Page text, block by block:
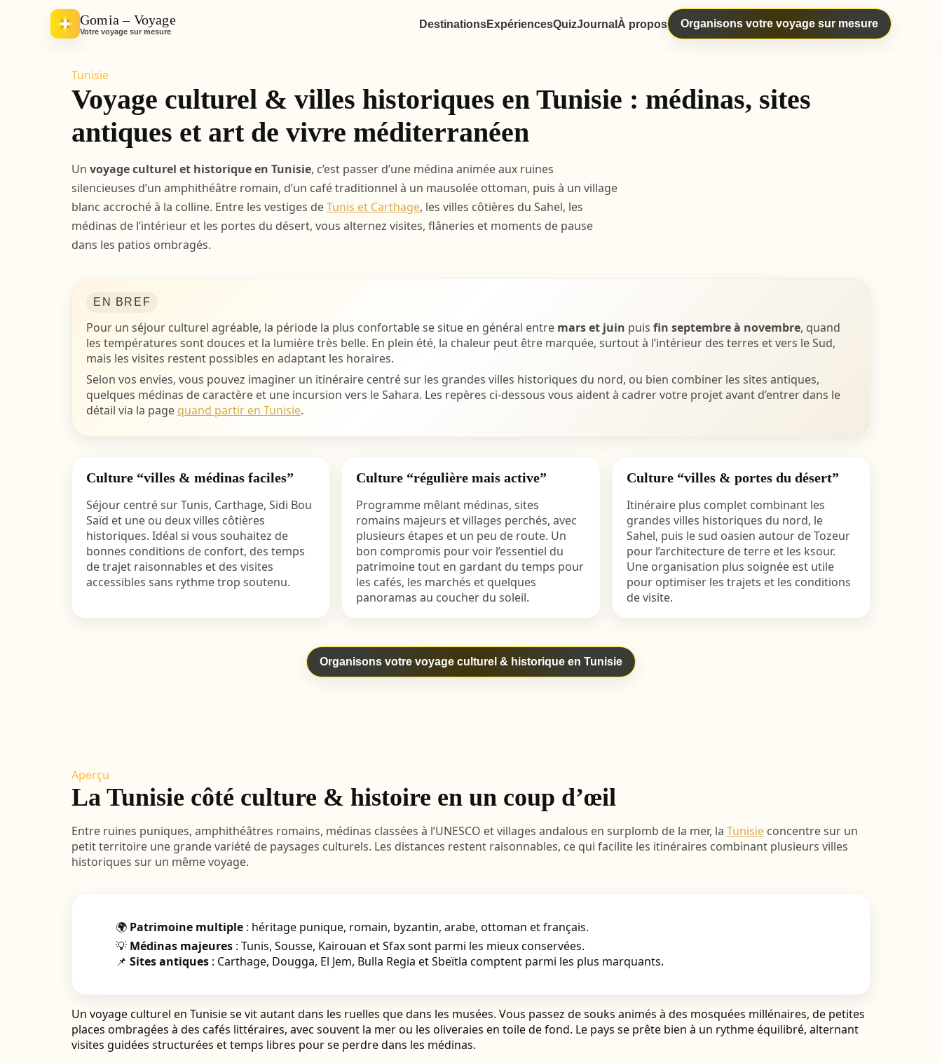
Gomia – Voyage
Votre voyage sur mesure
DestinationsExpériencesQuizJournal À propos Organisons votre voyage sur mesure
Tunisie
Voyage culturel & villes historiques en Tunisie : médinas, sites
antiques et art de vivre méditerranéen
Un voyage culturel et historique en Tunisie, c’est passer d’une médina animée aux ruines
silencieuses d’un amphithéâtre romain, d’un café traditionnel à un mausolée ottoman, puis à un village
blanc accroché à la colline. Entre les vestiges deTunis et Carthage, les villes côtières du Sahel, les
médinas de l’intérieur et les portes du désert, vous alternez visites, flâneries et moments de pause
dans les patios ombragés.
EN BREF
Pour un séjour culturel agréable, la période la plus confortable se situe en général entre mars et juin puis fin septembre à novembre, quand
les températures sont douces et la lumière très belle. En plein été, la chaleur peut être marquée, surtout à l’intérieur des terres et vers le Sud,
mais les visites restent possibles en adaptant les horaires.
Selon vos envies, vous pouvez imaginer un itinéraire centré sur les grandes villes historiques du nord, ou bien combiner les sites antiques,
quelques médinas de caractère et une incursion vers le Sahara. Les repères ci-dessous vous aident à cadrer votre projet avant d’entrer dans le
détail via la page quand partir en Tunisie.
Culture “villes & médinas faciles”
Séjour centré sur Tunis, Carthage, Sidi Bou
Saïd et une ou deux villes côtières
historiques. Idéal si vous souhaitez de
bonnes conditions de confort, des temps
de trajet raisonnables et des visites
accessibles sans rythme trop soutenu.
Culture “régulière mais active”
Programme mêlant médinas, sites
romains majeurs et villages perchés, avec
plusieurs étapes et un peu de route. Un
bon compromis pour voir l’essentiel du
patrimoine tout en gardant du temps pour
les cafés, les marchés et quelques
panoramas au coucher du soleil.
Culture “villes & portes du désert”
Itinéraire plus complet combinant les
grandes villes historiques du nord, le
Sahel, puis le sud oasien autour de Tozeur
pour l’architecture de terre et les ksour.
Une organisation plus soignée est utile
pour optimiser les trajets et les conditions
de visite.
Organisons votre voyage culturel & historique en Tunisie
Aperçu
La Tunisie côté culture & histoire en un coup d’œil
Entre ruines puniques, amphithéâtres romains, médinas classées à l’UNESCO et villages andalous en surplomb de la mer, la Tunisie concentre sur un
petit territoire une grande variété de paysages culturels. Les distances restent raisonnables, ce qui facilite les itinéraires combinant plusieurs villes
historiques sur un même voyage.
🌍 Patrimoine multiple : héritage punique, romain, byzantin, arabe, ottoman et français.
💡 Médinas majeures : Tunis, Sousse, Kairouan et Sfax sont parmi les mieux conservées.
📌 Sites antiques : Carthage, Dougga, El Jem, Bulla Regia et Sbeïtla comptent parmi les plus marquants.
Un voyage culturel en Tunisie se vit autant dans les ruelles que dans les musées. Vous passez de souks animés à des mosquées millénaires, de petites
places ombragées à des cafés littéraires, avec souvent la mer ou les oliveraies en toile de fond. Le pays se prête bien à un rythme équilibré, alternant
visites guidées structurées et temps libres pour se perdre dans les médinas.